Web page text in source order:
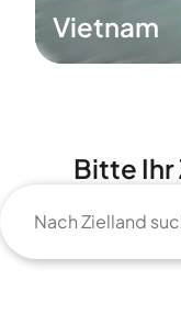
Vietnam
Bitte Ihr